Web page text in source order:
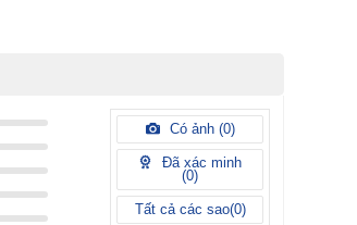
Có ảnh (0)
Đã xác minh
(0)
Tất cả các sao(0)